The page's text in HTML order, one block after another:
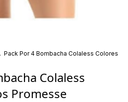
. Pack Por 4 Bombacha Colaless Colores
Colaless
Promesse